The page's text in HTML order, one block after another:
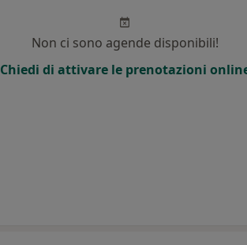
Non ci sono agende disponibili!
Chiedi di attivare le prenotazioni